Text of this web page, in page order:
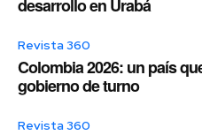
desarrollo en Urabá
Revista 360
Colombia 2026: un país
gobierno de turno
Revista 360